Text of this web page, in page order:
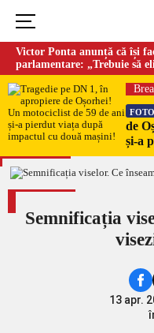
Victor Ponta anunță că își
parlamentare: „Trebuie să
globalistă”
FOTO
de
și-a
Semnificația
13 apr.